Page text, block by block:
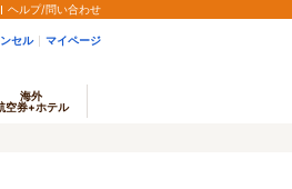
ヘルプ/問い合わせ
セル マイページ
海外
空券+ホテル